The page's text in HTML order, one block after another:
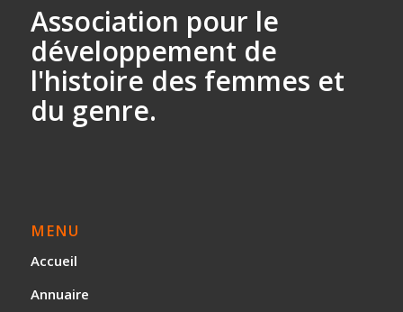
Association pour le
développement de
l'histoire des femmes et
du genre.
MENU
Accueil
Annuaire